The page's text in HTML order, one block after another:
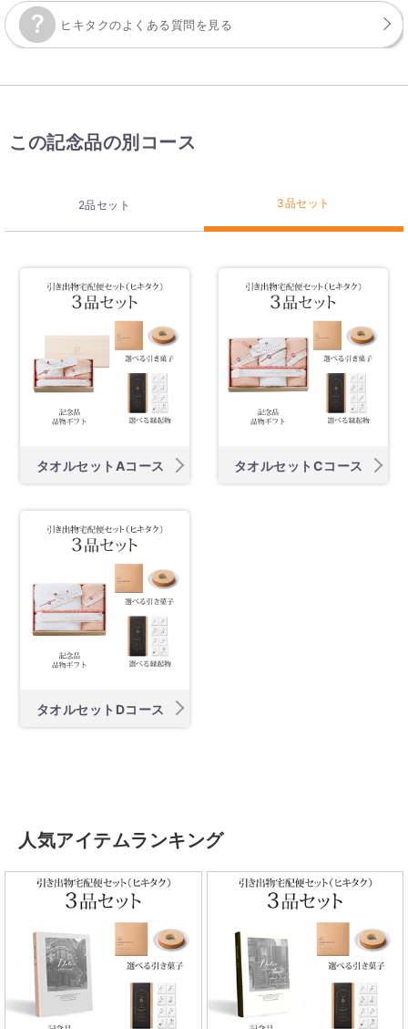
ヒキタクのよくある質問を見る
この記念品の別コース
2品セット 3品セット
タオルセットAコース タオルセットCコース
タオルセットDコース
人気アイテムランキング